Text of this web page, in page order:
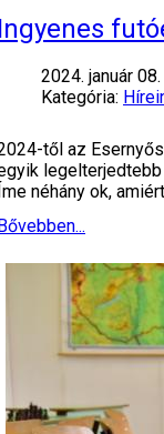
2024. január
Kategória:
től az
néhány ok,